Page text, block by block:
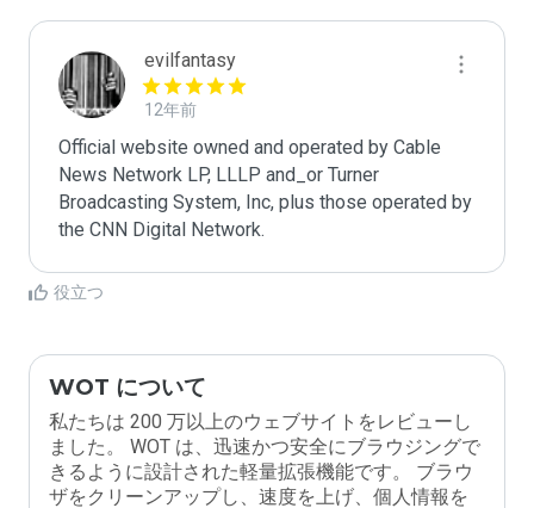
evilfantasy
12年前
Official website owned and operated by Cable
News Network LP, LLLP and_or Turner
Broadcasting System, Inc, plus those operated by
the CNN Digital Network.
役立つ
WOT について
私たちは 200 万以上のウェブサイトをレビューし
ました。 WOT は、迅速かつ安全にブラウジングで
きるように設計された軽量拡張機能です。 ブラウ
ザをクリーンアップし、速度を上げ、個人情報を